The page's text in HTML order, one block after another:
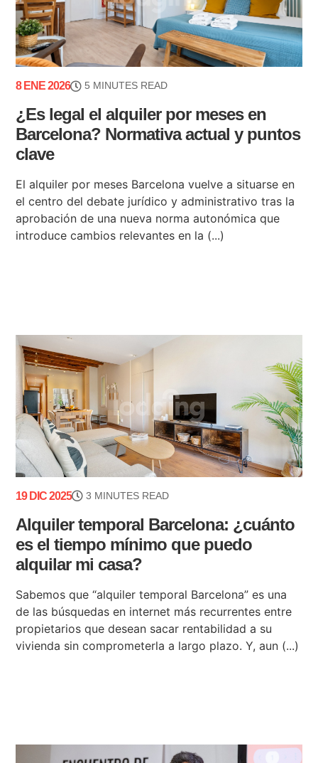
8 ENE 2026 5 MINUTES READ
¿Es legal el alquiler por meses en
Barcelona? Normativa actual y puntos
clave
El alquiler por meses Barcelona vuelve a situarse en
el centro del debate jurídico y administrativo tras la
aprobación de una nueva norma autonómica que
introduce cambios relevantes en la (...)
19 DIC 2025 3 MINUTES READ
Alquiler temporal Barcelona: ¿cuánto
es el tiempo mínimo que puedo
alquilar mi casa?
Sabemos que “alquiler temporal Barcelona” es una
de las búsquedas en internet más recurrentes entre
propietarios que desean sacar rentabilidad a su
vivienda sin comprometerla a largo plazo. Y, aun (...)